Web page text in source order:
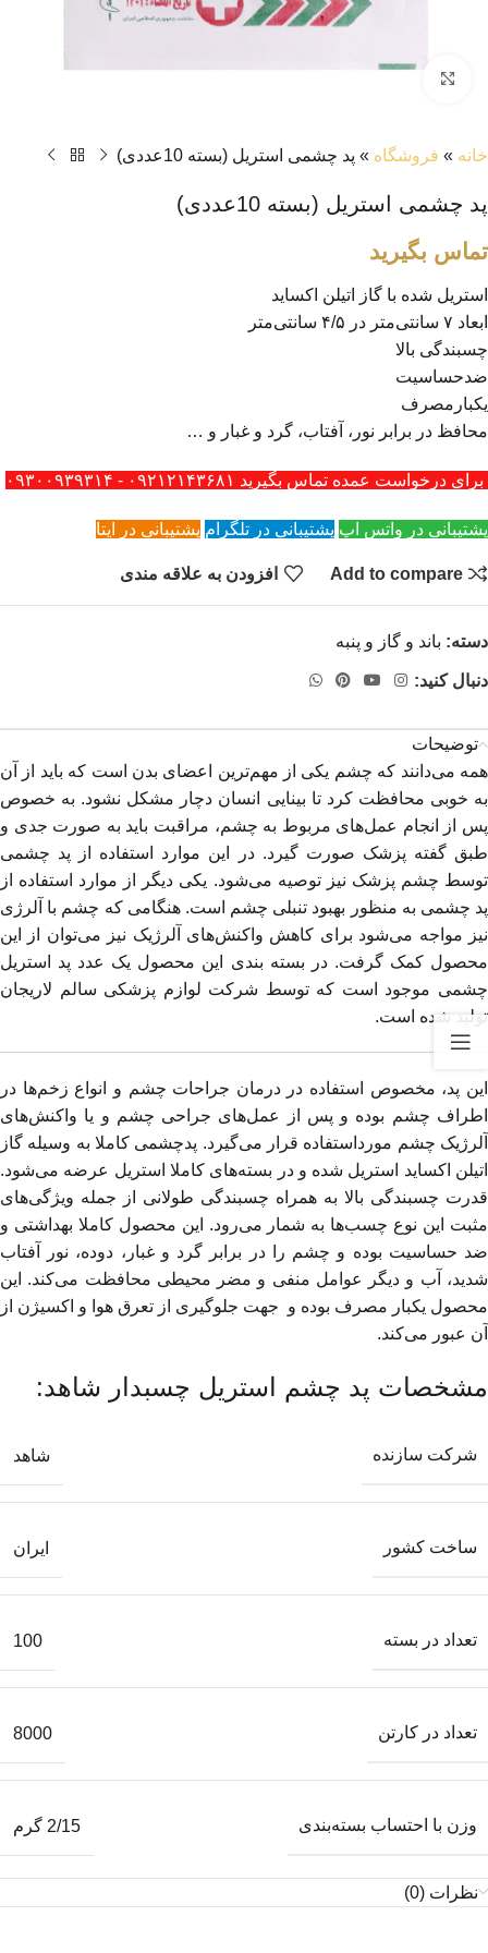
خانه » فروشگاه » پد چشمی استریل (بسته 10عددی)
پد چشمی استریل (بسته 10عددی)
تماس بگیرید
استریل شده با گاز اتیلن اکساید
ابعاد ۷ سانتی‌متر در ۴/۵ سانتی‌متر
چسبندگی بالا
ضدحساسیت
یکبارمصرف
محافظ در برابر نور، آفتاب، گرد و غبار و …
برای درخواست عمده تماس بگیرید ۰۹۲۱۲۱۴۳۶۸۱ - ۰۹۳۰۰۹۳۹۳۱۴
پشتیبانی در واتس اپ پشتیبانی در تلگرام پشتیبانی در ایتا
Add to compare افزودن به علاقه مندی
دسته: باند و گاز و پنبه
دنبال کنید:
توضیحات
همه می‌دانند که چشم یکی از مهم‌ترین اعضای بدن است که باید از آن
به خوبی محافظت کرد تا بینایی انسان دچار مشکل نشود. به خصوص
پس از انجام عمل‌های مربوط به چشم، مراقبت باید به صورت جدی و
طبق گفته پزشک صورت گیرد. در این موارد استفاده از پد چشمی
توسط چشم پزشک نیز توصیه می‌شود. یکی دیگر از موارد استفاده از
پد چشمی به منظور بهبود تنبلی چشم است. هنگامی که چشم با آلرژی
نیز مواجه می‌شود برای کاهش واکنش‌های آلرژیک نیز می‌توان از این
محصول کمک گرفت. در بسته بندی این محصول یک عدد پد استریل
چشمی موجود است که توسط شرکت لوازم پزشکی سالم لاریجان
تولید شده است.
این پد، مخصوص استفاده در درمان جراحات چشم و انواع زخم‌ها در
اطراف چشم بوده و پس از عمل‌های جراحی چشم و یا واکنش‌های
آلرژیک چشم مورداستفاده قرار می‌گیرد. پدچشمی کاملا به وسیله گاز
اتیلن اکساید استریل شده و در بسته‌های کاملا استریل عرضه می‌شود.
قدرت چسبندگی بالا به همراه چسبندگی طولانی از جمله ویژگی‌های
مثبت این نوع چسب‌ها به شمار می‌رود. این محصول کاملا بهداشتی و
ضد حساسیت بوده و چشم را در برابر گرد و غبار، دوده، نور آفتاب
شدید، آب و دیگر عوامل منفی و مضر محیطی محافظت می‌کند. این
محصول یکبار مصرف بوده و جهت جلوگیری از تعرق هوا و اکسیژن از
آن عبور می‌کند.
مشخصات پد چشم استریل چسبدار شاهد:
شرکت سازنده شاهد
ساخت کشور ایران
تعداد در بسته 100
تعداد در کارتن 8000
وزن با احتساب بسته‌بندی 2/15 گرم
نظرات (0)